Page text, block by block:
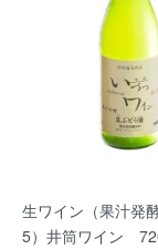
生ワイン（果汁発
5）井筒ワイン